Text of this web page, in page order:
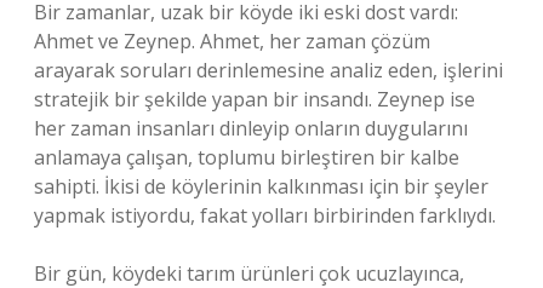
Bir zamanlar, uzak bir köyde iki eski dost vardı:
Ahmet ve Zeynep. Ahmet, her zaman çözüm
arayarak soruları derinlemesine analiz eden, işlerini
stratejik bir şekilde yapan bir insandı. Zeynep ise
her zaman insanları dinleyip onların duygularını
anlamaya çalışan, toplumu birleştiren bir kalbe
sahipti. İkisi de köylerinin kalkınması için bir şeyler
yapmak istiyordu, fakat yolları birbirinden farklıydı.
Bir gün, köydeki tarım ürünleri çok ucuzlayınca,